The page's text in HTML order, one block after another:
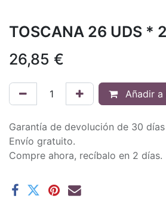
TOSCANA 26 UDS *
26,85 €
Añadir
Garantía de devolución de 30 días
Envío gratuito.
Compre ahora, recíbalo en 2 días.